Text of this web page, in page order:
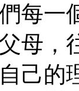
一
母，
己的